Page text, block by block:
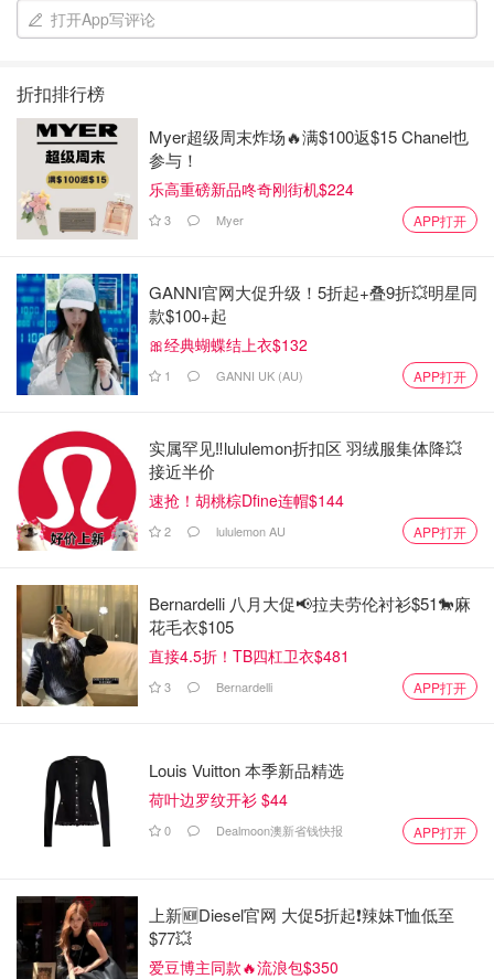
打开App写评论
折扣排行榜
Myer超级周末炸场🔥满$100返$15 Chanel也
参与！
乐高重磅新品咚奇刚街机$224
3 Myer APP打开
GANNI官网大促升级！5折起+叠9折💥明星同
款$100+起
🎀经典蝴蝶结上衣$132
1 GANNI UK (AU) APP打开
实属罕见‼️lululemon折扣区 羽绒服集体降💥
接近半价
速抢！胡桃棕Dfine连帽$144
2 lululemon AU APP打开
Bernardelli 八月大促📢拉夫劳伦衬衫$51🐎麻
花毛衣$105
直接4.5折！TB四杠卫衣$481
3 Bernardelli APP打开
Louis Vuitton 本季新品精选
荷叶边罗纹开衫 $44
0 Dealmoon澳新省钱快报 APP打开
上新🆕Diesel官网 大促5折起❗️辣妹T恤低至
$77💥
爱豆博主同款🔥流浪包$350